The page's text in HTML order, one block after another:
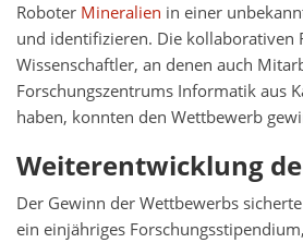
Roboter Mineralien in einer
und identifizieren. Die kollaborativen
Wissenschaftler, an denen auch
Forschungszentrums Informatik aus
haben, konnten den Wettbewerb
Weiterentwicklung
Der Gewinn der Wettbewerbs
ein einjähriges